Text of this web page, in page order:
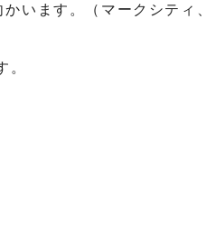
います。（マークシティ、
。